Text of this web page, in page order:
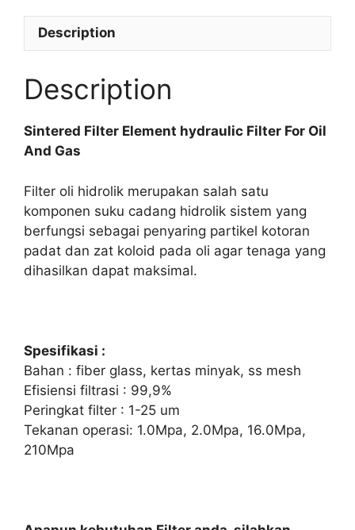
Description
Description
Sintered Filter Element hydraulic Filter For Oil
And Gas
Filter oli hidrolik merupakan salah satu
komponen suku cadang hidrolik sistem yang
berfungsi sebagai penyaring partikel kotoran
padat dan zat koloid pada oli agar tenaga yang
dihasilkan dapat maksimal.
Spesifikasi :
Bahan : fiber glass, kertas minyak, ss mesh
Efisiensi filtrasi : 99,9%
Peringkat filter : 1-25 um
Tekanan operasi: 1.0Mpa, 2.0Mpa, 16.0Mpa,
210Mpa